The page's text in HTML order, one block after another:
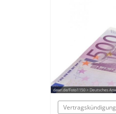
Vertrags­kündigung